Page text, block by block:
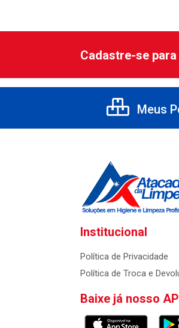
Cadastre-se
Meus
Institucional
Política de Privacidade
Política de Troca e
Baixe já nosso